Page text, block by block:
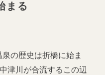
まる
の歴史は折橋に始ま
津川が合流するこの辺